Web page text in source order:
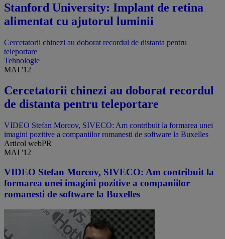
Stanford University: Implant de retina
alimentat cu ajutorul luminii
Cercetatorii chinezi au doborat recordul de distanta pentru
teleportare
Tehnologie
MAI '12
Cercetatorii chinezi au doborat recordul
de distanta pentru teleportare
VIDEO Stefan Morcov, SIVECO: Am contribuit la formarea unei
imagini pozitive a companiilor romanesti de software la Buxelles
Articol webPR
MAI '12
VIDEO Stefan Morcov, SIVECO: Am contribuit la
formarea unei imagini pozitive a companiilor
romanesti de software la Buxelles